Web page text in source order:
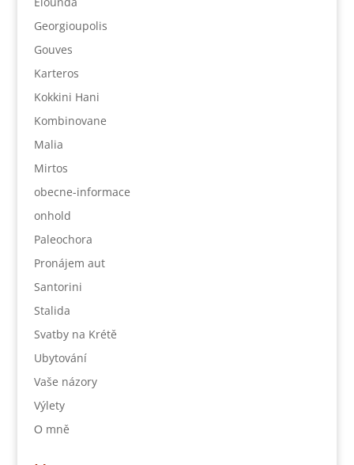
Georgioupolis
Gouves
Karteros
Kokkini Hani
Kombinovane
Malia
Mirtos
obecne-informace
onhold
Paleochora
Pronájem aut
Santorini
Stalida
Svatby na Krétě
Ubytování
Vaše názory
Výlety
Ο mně